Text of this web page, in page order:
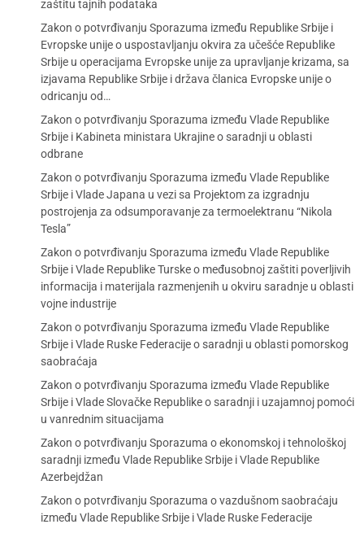
zaštitu tajnih podataka
Zakon o potvrđivanju Sporazuma između Republike Srbije i
Evropske unije o uspostavljanju okvira za učešće Republike
Srbije u operacijama Evropske unije za upravljanje krizama, sa
izjavama Republike Srbije i država članica Evropske unije o
odricanju od…
Zakon o potvrđivanju Sporazuma između Vlade Republike
Srbije i Kabineta ministara Ukrajine o saradnji u oblasti
odbrane
Zakon o potvrđivanju Sporazuma između Vlade Republike
Srbije i Vlade Japana u vezi sa Projektom za izgradnju
postrojenja za odsumporavanje za termoelektranu “Nikola
Tesla”
Zakon o potvrđivanju Sporazuma između Vlade Republike
Srbije i Vlade Republike Turske o međusobnoj zaštiti poverljivih
informacija i materijala razmenjenih u okviru saradnje u oblasti
vojne industrije
Zakon o potvrđivanju Sporazuma između Vlade Republike
Srbije i Vlade Ruske Federacije o saradnji u oblasti pomorskog
saobraćaja
Zakon o potvrđivanju Sporazuma između Vlade Republike
Srbije i Vlade Slovačke Republike o saradnji i uzajamnoj pomoći
u vanrednim situacijama
Zakon o potvrđivanju Sporazuma o ekonomskoj i tehnološkoj
saradnji između Vlade Republike Srbije i Vlade Republike
Azerbejdžan
Zakon o potvrđivanju Sporazuma o vazdušnom saobraćaju
između Vlade Republike Srbije i Vlade Ruske Federacije